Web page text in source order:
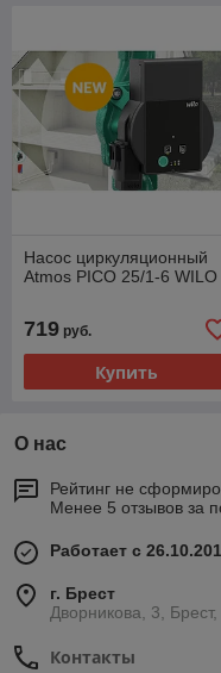
Насос циркуляционный
Atmos PICO 25/1-6 WILO
719 руб.
Купить
О нас
Рейтинг не
Менее 5 отзывов за
Работает с
г. Брест
Дворникова, 3,
Контакты